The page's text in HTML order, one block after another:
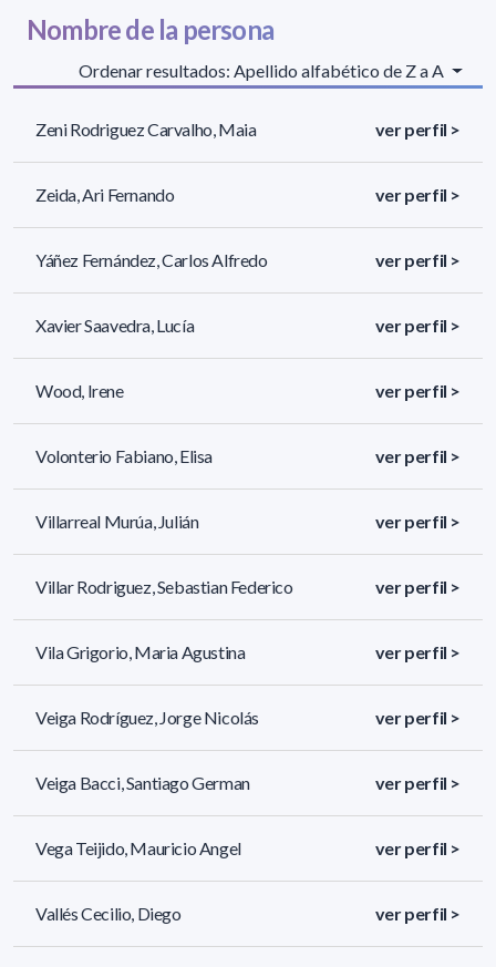
Nombre de la persona
Ordenar resultados: Apellido alfabético de Z a A
Zeni Rodriguez Carvalho, Maia ver perfil >
Zeida, Ari Fernando ver perfil >
Yáñez Fernández, Carlos Alfredo ver perfil >
Xavier Saavedra, Lucía ver perfil >
Wood, Irene ver perfil >
Volonterio Fabiano, Elisa ver perfil >
Villarreal Murúa, Julián ver perfil >
Villar Rodriguez, Sebastian Federico ver perfil >
Vila Grigorio, Maria Agustina ver perfil >
Veiga Rodríguez, Jorge Nicolás ver perfil >
Veiga Bacci, Santiago German ver perfil >
Vega Teijido, Mauricio Angel ver perfil >
Vallés Cecilio, Diego ver perfil >